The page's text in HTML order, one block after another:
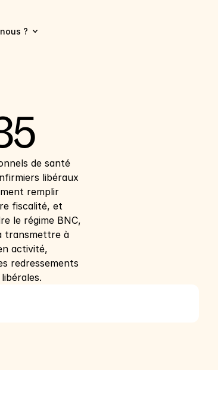
?
de santé
libéraux
remplir
fiscalité, et
le régime BNC,
transmettre à
activité,
redressements